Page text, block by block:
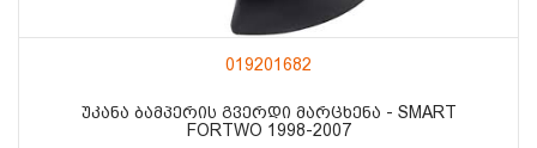
019201682
ᲣᲙᲐᲜᲐ ᲑᲐᲛᲞᲔᲠᲘᲡ ᲒᲕᲔᲠᲓᲘ ᲛᲐᲠᲪᲮᲔᲜᲐ - SMART
FORTWO 1998-2007